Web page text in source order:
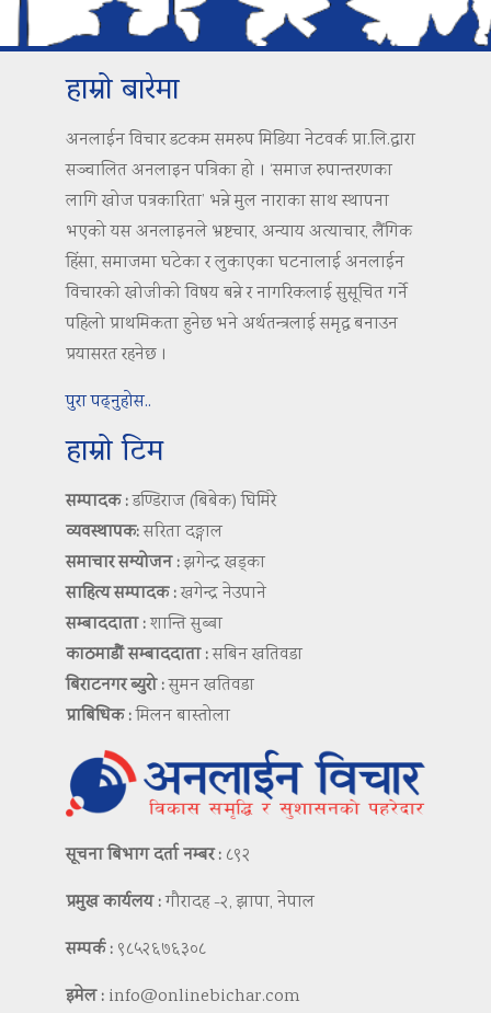
हाम्रो बारेमा
अनलाईन विचार डटकम समरुप मिडिया नेटवर्क प्रा.लि.द्वारा
सञ्चालित अनलाइन पत्रिका हो । ‘समाज रुपान्तरणका
लागि खोज पत्रकारिता’ भन्ने मुल नाराका साथ स्थापना
भएको यस अनलाइनले भ्रष्टचार, अन्याय अत्याचार, लैंगिक
हिंसा, समाजमा घटेका र लुकाएका घटनालाई अनलाईन
विचारको खोजीको विषय बन्ने र नागरिकलाई सुसूचित गर्ने
पहिलो प्राथमिकता हुनेछ भने अर्थतन्त्रलाई समृद्ध बनाउन
प्रयासरत रहनेछ ।
पुरा पढ्नुहोस..
हाम्रो टिम
सम्पादक :डण्डिराज (बिबेक) घिमिरे
व्यवस्थापक:सरिता दङ्गाल
समाचार सम्योजन :झगेन्द्र खड्का
साहित्य सम्पादक :खगेन्द्र नेउपाने
सम्बाददाता :शान्ति सुब्बा
काठमाडौं सम्बाददाता :सबिन खतिवडा
बिराटनगर ब्युरो :सुमन खतिवडा
प्राबिधिक :मिलन बास्तोला
सूचना बिभाग दर्ता नम्बर : ८९२
प्रमुख कार्यलय :गौरादह -२, झापा, नेपाल
सम्पर्क : ९८५२६७६३०८
इमेल : info@onlinebichar.com